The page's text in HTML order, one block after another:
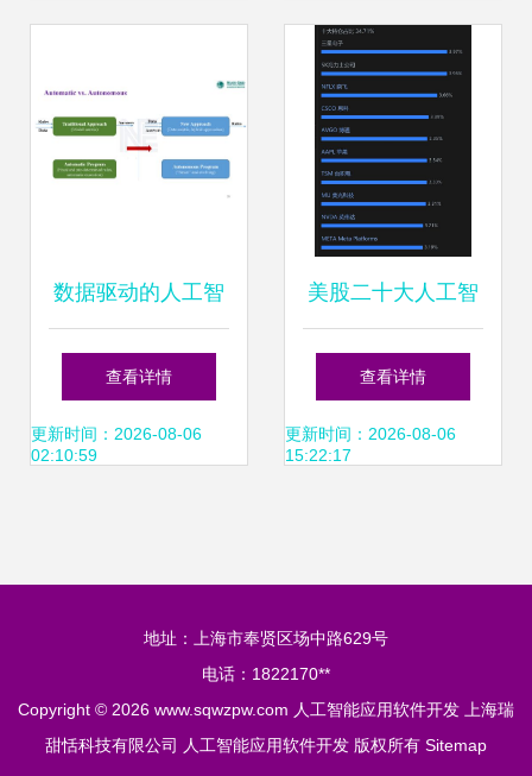
工智能应用软件开
发新篇章
数据驱动的人工智
能技术 赋能电力系
统的智能化应用软
查看详情
更新时间：2026-08-06
02:10:59
美股二十大人工智
能主题ETF 掘金AI
应用软件的ETF藏
查看详情
更新时间：2026-08-06
15:22:17
地址：上海市奉贤区场中路629号
电话：1822170**
Copyright © 2026 www.sqwzpw.com 人工智能应用软件开发
上海瑞
甜恬科技有限公司
人工智能应用软件开发 版权所有 Sitemap